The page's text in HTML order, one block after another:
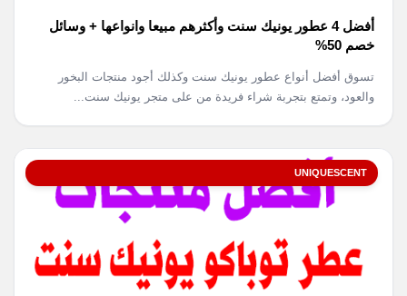
أفضل 4 عطور يونيك سنت وأكثرهم مبيعا وانواعها + وسائل
خصم 50%
تسوق أفضل أنواع عطور يونيك سنت وكذلك أجود منتجات البخور
والعود، وتمتع بتجربة شراء فريدة من على متجر يونيك سنت...
UNIQUESCENT